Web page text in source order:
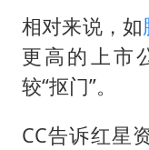
相对来说，如
更高的上市
较“抠门”。
CC告诉红星